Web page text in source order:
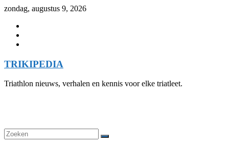
Skip
content
zondag, augustus 9, 2026
TRIKIPEDIA
Triathlon nieuws, verhalen en kennis voor elke triatleet.